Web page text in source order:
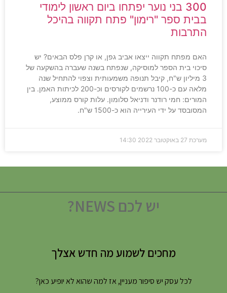
300 בני נוער יפתחו ביום ראשון לימודי
בבית ספר "רימון" פתח תקווה בהיכל
התרבות
האם מפתח תקווה ייצאו אביב גפן, או קרן פלס הבאים? יש
סיכוי בית הספר למוסיקה, שנפתח בשנה שעברה בהשקעה של
3 מיליון ש"ח, קיבל תנופה משמעותית וצפוי להתחיל שנה
מלאה עם כ-100 נרשמים לקורסים וכ-200 לכיתות האמן. בין
המורים: חמי רודנר ודניאל סלומון. עלות קורס ממוצע,
המסובסד על ידי העירייה הוא כ-1500 ש"ח.
מערכת 27 באוקטובר 2022 14:30
יש לכם NEWS?
מחכים לשמוע מה חדש אצלך
לכל עסק יש סיפור מעניין, אז למה שהוא לא יופיע כאן?